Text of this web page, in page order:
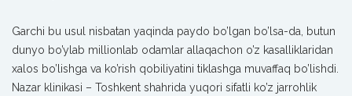
Garchi bu usul nisbatan yaqinda paydo bo’lgan bo’lsa-da, butun
dunyo bo’ylab millionlab odamlar allaqachon o’z kasalliklaridan
xalos bo’lishga va ko’rish qobiliyatini tiklashga muvaffaq bo’lishdi.
Nazar klinikasi – Toshkent shahrida yuqori sifatli ko’z jarrohlik